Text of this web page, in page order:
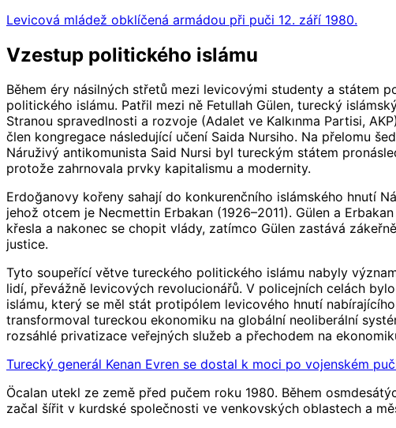
Levicová mládež obklíčená armádou při puči 12. září 1980.
Vzestup politického islámu
Během éry násilných střetů mezi levicovými studenty a státem
politického islámu. Patřil mezi ně Fetullah Gülen, turecký
Stranou spravedlnosti a rozvoje (Adalet ve Kalkınma Partisi,
člen kongregace následující učení Saida Nursiho. Na přelomu
Náruživý antikomunista Said Nursi byl tureckým státem
protože zahrnovala prvky kapitalismu a modernity.
Erdoğanovy kořeny sahají do konkurenčního islámského hnutí
jehož otcem je Necmettin Erbakan (1926–2011). Gülen a
křesla a nakonec se chopit vlády, zatímco Gülen zastává
justice.
Tyto soupeřící větve tureckého politického islámu nabyly
lidí, převážně levicových revolucionářů. V policejních celách
islámu, který se měl stát protipólem levicového hnutí
transformoval tureckou ekonomiku na globální neoliberální
rozsáhlé privatizace veřejných služeb a přechodem na
Turecký generál Kenan Evren se dostal k moci po vojenském
Öcalan utekl ze země před pučem roku 1980. Během
začal šířit v kurdské společnosti ve venkovských oblastech a